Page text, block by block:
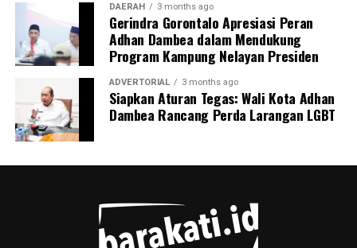
DAERAH 3 months ago
Gerindra Gorontalo Apresiasi Peran
Adhan Dambea dalam Mendukung
Program Kampung Nelayan Presiden
ADVERTORIAL 3 months ago
Siapkan Aturan Tegas: Wali Kota Adhan
Dambea Rancang Perda Larangan LGBT